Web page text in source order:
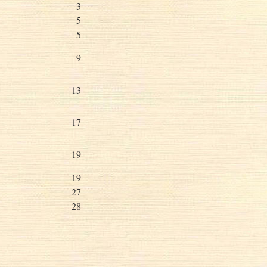
3
5
5
9
13
17
19
19
27
28